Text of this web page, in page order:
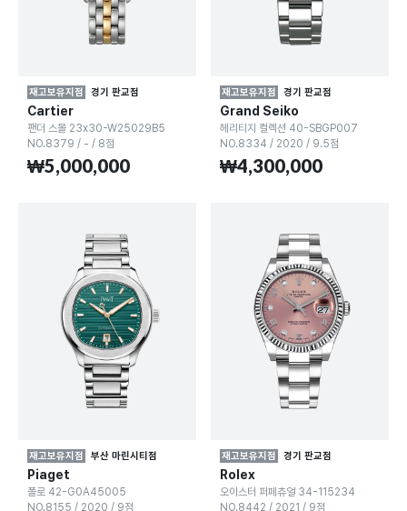
재고보유지점 경기 판교점
Cartier
팬더 스몰 23x30-W25029B5
NO.8379 / - / 8점
₩5,000,000
재고보유지점 경기 판교점
Grand Seiko
헤리티지 컬렉션 40-SBGP007
NO.8334 / 2020 / 9.5점
₩4,300,000
재고보유지점 부산 마린시티점
Piaget
폴로 42-G0A45005
NO.8155 / 2020 / 9점
재고보유지점 경기 판교점
Rolex
오이스터 퍼페츄얼 34-115234
NO.8442 / 2021 / 9점